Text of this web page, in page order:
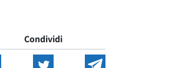
Condividi